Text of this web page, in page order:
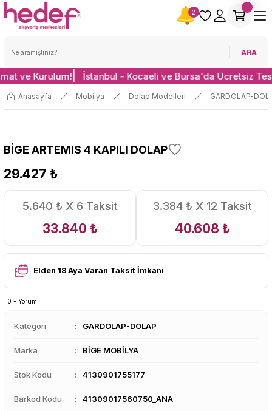
ARA
2
ve Kurulum! İstanbul - Kocaeli ve Bursa'da Ücretsiz
Anasayfa Mobilya Dolap Modelleri GARDOLAP-
BİGE ARTEMIS 4 KAPILI DOLAP
29.427 ₺
5.640 ₺ X 6 Taksit
33.840 ₺
3.384 ₺ X 12 Taksit
40.608 ₺
Elden 18 Aya Varan Taksit İmkanı
0 - Yorum
Kategori GARDOLAP-DOLAP
Marka BİGE MOBİLYA
Stok Kodu 4130901755177
Barkod Kodu 41309017560750_ANA